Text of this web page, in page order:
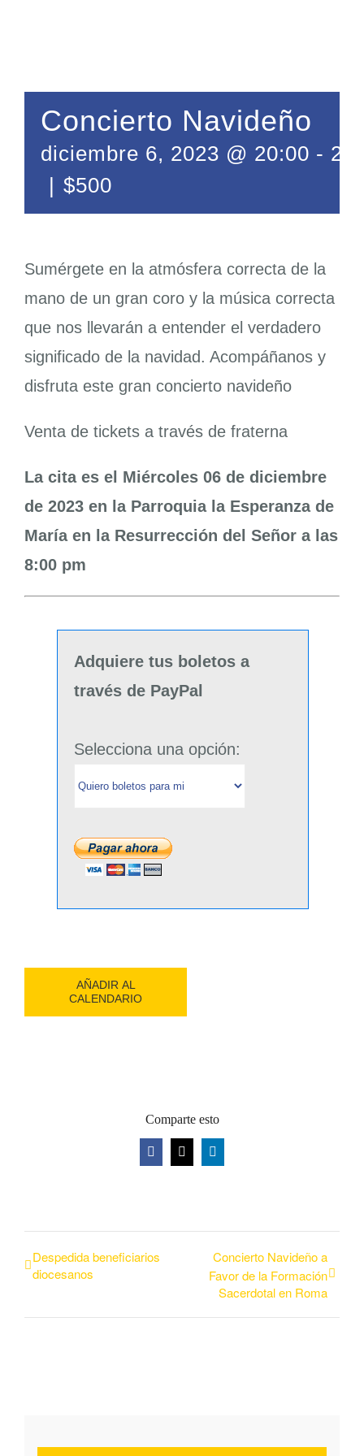
Concierto Navideño
diciembre 6, 2023 @ 20:00 -
| $500
Sumérgete en la atmósfera correcta de la
mano de un gran coro y la música correcta
que nos llevarán a entender el verdadero
significado de la navidad. Acompáñanos y
disfruta este gran concierto navideño
Venta de tickets a través de fraterna
La cita es el Miércoles 06 de diciembre
de 2023 en la Parroquia la Esperanza de
María en la Resurrección del Señor a las
8:00 pm
Adquiere tus boletos a
través de PayPal
Selecciona una opción:
AÑADIR AL
CALENDARIO
Comparte esto
FacebookTwitterLinkedIn
Despedida beneficiarios
diocesanos
Concierto Navideño a
Favor de la Formación
Sacerdotal en Roma